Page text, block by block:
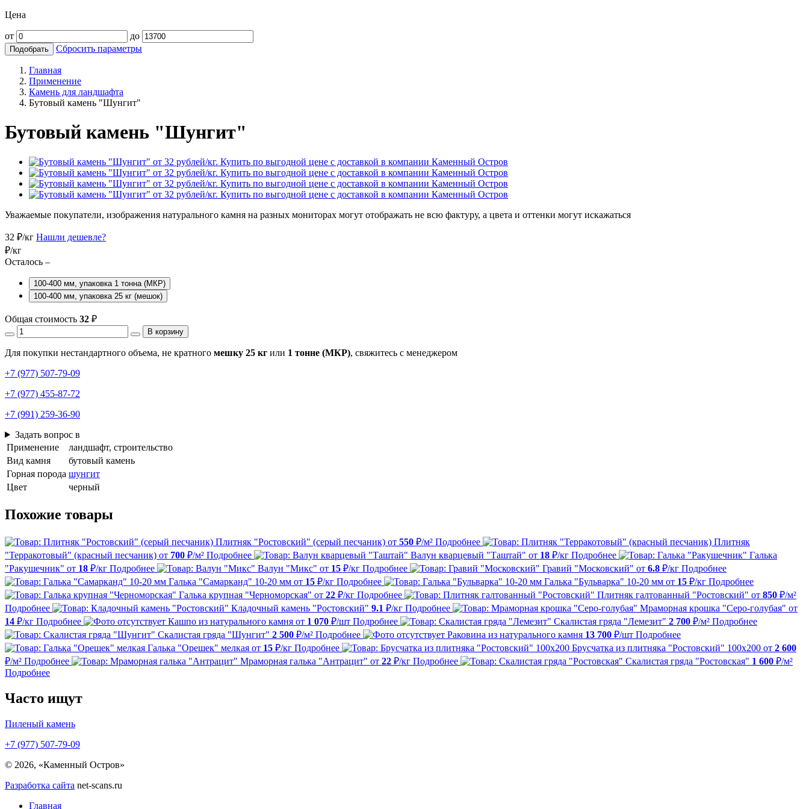
Цена
от до
Подобрать Сбросить параметры
Главная
Применение
Камень для ландшафта
Бутовый камень "Шунгит"
Бутовый камень "Шунгит"
Уважаемые покупатели, изображения натурального камня на разных мониторах могут отображать не всю фактуру, а цвета и оттенки могут искажаться
32 ₽/кг Нашли дешевле?
₽/кг
Осталось –
100-400 мм, упаковка 1 тонна (МКР)
100-400 мм, упаковка 25 кг (мешок)
Общая стоимость 32 ₽
В корзину
Для покупки нестандартного объема, не кратного мешку 25 кг или 1 тонне (МКР), свяжитесь с менеджером
+7 (977) 507-79-09
+7 (977) 455-87-72
+7 (991) 259-36-90
Задать вопрос в
Применение
ландшафт, строительство
Вид камня
бутовый камень
Горная порода шунгит
Цвет
черный
Похожие товары
Плитняк "Ростовский" (серый песчаник) от 550 ₽/м² Подробнее
Плитняк
"Терракотовый" (красный песчаник) от 700 ₽/м² Подробнее Валун кварцевый "Таштай" от 18 ₽/кг Подробнее
Галька
"Ракушечник" от 18 ₽/кг Подробнее Валун "Микс" от 15 ₽/кг Подробнее Гравий "Московский" от 6.8 ₽/кг Подробнее
Галька "Самарканд" 10-20 мм от 15 ₽/кг Подробнее Галька "Бульварка" 10-20 мм от 15 ₽/кг Подробнее
Галька крупная "Черноморская" от 22 ₽/кг Подробнее Плитняк галтованный "Ростовский" от 850 ₽/м²
Подробнее
Кладочный камень "Ростовский" 9.1 ₽/кг Подробнее Мраморная крошка "Серо-голубая" от
14 ₽/кг Подробнее Кашпо из натурального камня от 1 070 ₽/шт Подробнее Скалистая гряда "Лемезит" 2 700 ₽/м² Подробнее
Скалистая гряда "Шунгит" 2 500 ₽/м² Подробнее Раковина из натурального камня 13 700 ₽/шт Подробнее
Галька "Орешек" мелкая от 15 ₽/кг Подробнее Брусчатка из плитняка "Ростовский" 100х200 от 2 600
₽/м² Подробнее Мраморная галька "Антрацит" от 22 ₽/кг Подробнее Скалистая гряда "Ростовская" 1 600 ₽/м²
Подробнее
Часто ищут
Пиленый камень
+7 (977) 507-79-09
© 2026, «Каменный Остров»
Разработка сайта net-scans.ru
Главная